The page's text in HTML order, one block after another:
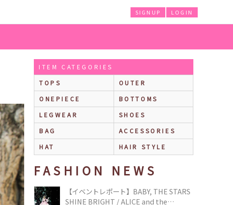
LOGIN
SIGNUP
ITEM CATEGORIES
TOPS
OUTER
ONEPIECE
BOTTOMS
LEGWEAR
SHOES
BAG
ACCESSORIES
HAT
HAIR STYLE
FASHION NEWS
【イベントレポート】BABY, THE STARS
SHINE BRIGHT / ALICE and the